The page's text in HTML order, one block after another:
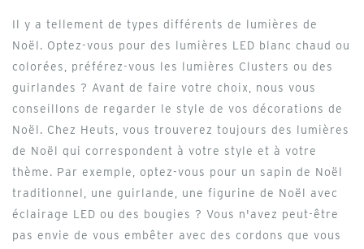
Il y a tellement de types différents de lumières de
Noël. Optez-vous pour des lumières LED blanc chaud ou
colorées, préférez-vous les lumières Clusters ou des
guirlandes ? Avant de faire votre choix, nous vous
conseillons de regarder le style de vos décorations de
Noël. Chez Heuts, vous trouverez toujours des lumières
de Noël qui correspondent à votre style et à votre
thème. Par exemple, optez-vous pour un sapin de Noël
traditionnel, une guirlande, une figurine de Noël avec
éclairage LED ou des bougies ? Vous n'avez peut-être
pas envie de vous embêter avec des cordons que vous